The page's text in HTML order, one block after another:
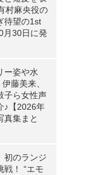
村麻央役の
待望の1st
月30日に発
ー姿や水
藤美来、
子ら女性声
♪【2026年
真集まと
初のランジ
戦！ “エモ